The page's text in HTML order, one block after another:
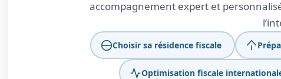
accompagnement expert et
Choisir sa résidence fiscale
Optimisation fiscale